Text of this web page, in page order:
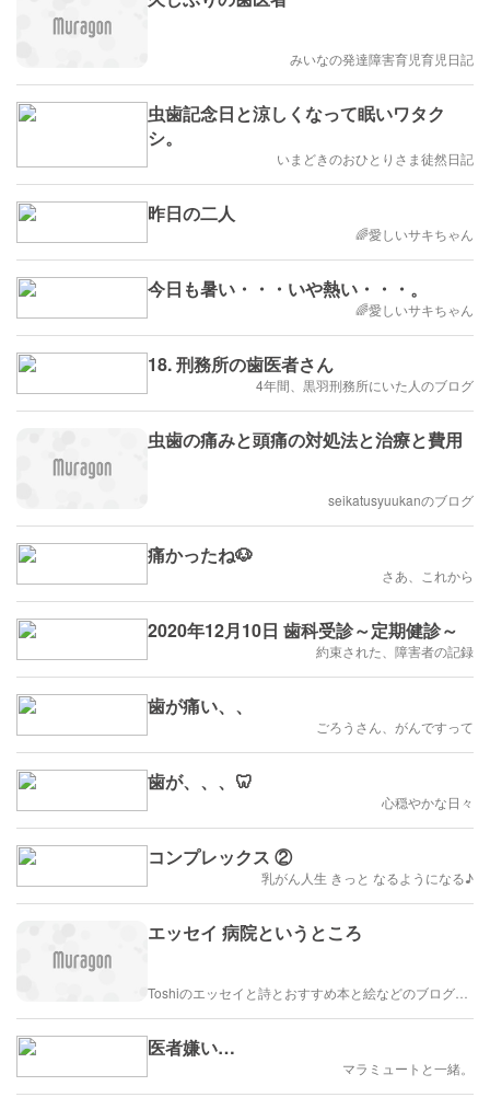
みいなの発達障害育児育児日記
虫歯記念日と涼しくなって眠いワタク
シ。
いまどきのおひとりさま徒然日記
昨日の二人
🌈愛しいサキちゃん
今日も暑い・・・いや熱い・・・。
🌈愛しいサキちゃん
18. 刑務所の歯医者さん
4年間、黒羽刑務所にいた人のブログ
虫歯の痛みと頭痛の対処法と治療と費用
seikatusyuukanのブログ
痛かったね🐶
さあ、これから
2020年12月10日 歯科受診～定期健診～
約束された、障害者の記録
歯が痛い、、
ごろうさん、がんですって
歯が、、、🦷
心穏やかな日々
コンプレックス ②
乳がん人生 きっと なるようになる♪
エッセイ 病院というところ
医者嫌い…
マラミュートと一緒。